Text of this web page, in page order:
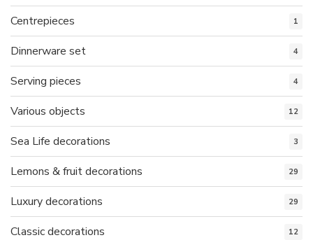
Centrepieces 1
Dinnerware set 4
Serving pieces 4
Various objects 12
Sea Life decorations 3
Lemons & fruit decorations 29
Luxury decorations 29
Classic decorations 12